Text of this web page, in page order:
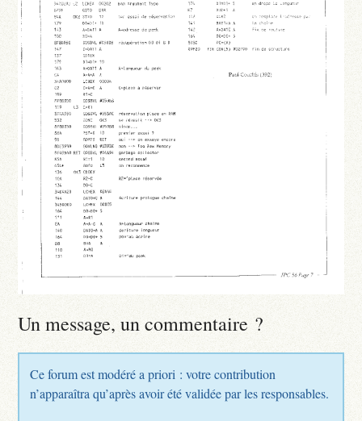
Un message, un commentaire ?
Ce forum est modéré a priori : votre contribution
n’apparaîtra qu’après avoir été validée par les responsables.